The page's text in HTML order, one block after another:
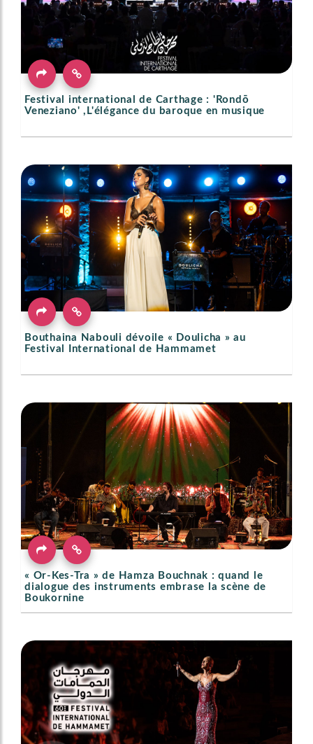
Festival international de Carthage : 'Rondō
Veneziano' ,L'élégance du baroque en musique
Bouthaina Nabouli dévoile « Doulicha » au
Festival International de Hammamet
« Or-Kes-Tra » de Hamza Bouchnak : quand le
dialogue des instruments embrase la scène de
Boukornine